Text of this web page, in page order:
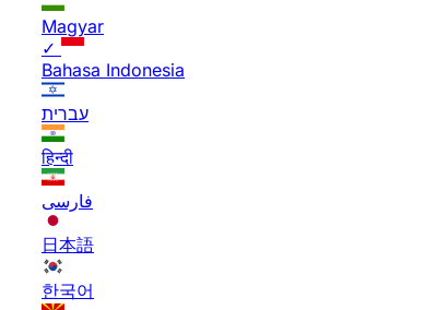
Magyar
✓
Bahasa Indonesia
עברית
हिन्दी
فارسی
日本語
한국어